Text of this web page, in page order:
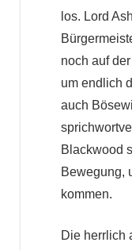
los. Lord
noch auf
um endlich
auch
Blackwood
Bewegung,
kommen.
Die herrlich